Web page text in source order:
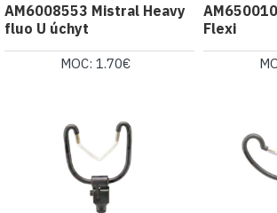
AM6008553 Mistral Heavy
fluo U úchyt
MOC: 1.70€
Flexi